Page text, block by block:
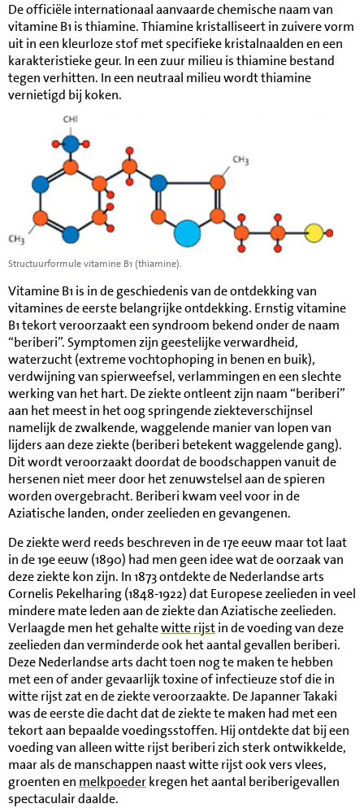
De officiële internationaal aanvaarde chemische naam van
vitamine B1 is thiamine. Thiamine kristalliseert in zuivere vorm
uit in een kleurloze stof met specifieke kristalnaalden en een
karakteristieke geur. In een zuur milieu is thiamine bestand
tegen verhitten. In een neutraal milieu wordt thiamine
vernietigd bij koken.
Structuurformule vitamine B1 (thiamine).
Vitamine B1 is in de geschiedenis van de ontdekking van
vitamines de eerste belangrijke ontdekking. Ernstig vitamine
B1 tekort veroorzaakt een syndroom bekend onder de naam
“beriberi”. Symptomen zijn geestelijke verwardheid,
waterzucht (extreme vochtophoping in benen en buik),
verdwijning van spierweefsel, verlammingen en een slechte
werking van het hart. De ziekte ontleent zijn naam “beriberi”
aan het meest in het oog springende ziekteverschijnsel
namelijk de zwalkende, waggelende manier van lopen van
lijders aan deze ziekte (beriberi betekent waggelende gang).
Dit wordt veroorzaakt doordat de boodschappen vanuit de
hersenen niet meer door het zenuwstelsel aan de spieren
worden overgebracht. Beriberi kwam veel voor in de
Aziatische landen, onder zeelieden en gevangenen.
De ziekte werd reeds beschreven in de 17e eeuw maar tot laat
in de 19e eeuw (1890) had men geen idee wat de oorzaak van
deze ziekte kon zijn. In 1873 ontdekte de Nederlandse arts
Cornelis Pekelharing (1848-1922) dat Europese zeelieden in veel
mindere mate leden aan de ziekte dan Aziatische zeelieden.
Verlaagde men het gehaltewitte rijstin de voeding van deze
zeelieden dan verminderde ook het aantal gevallen beriberi.
Deze Nederlandse arts dacht toen nog te maken te hebben
met een of ander gevaarlijk toxine of infectieuze stof die in
witte rijst zat en de ziekte veroorzaakte. De Japanner Takaki
was de eerste die dacht dat de ziekte te maken had met een
tekort aan bepaalde voedingsstoffen. Hij ontdekte dat bij een
voeding van alleen witte rijst beriberi zich sterk ontwikkelde,
maar als de manschappen naast witte rijst ook vers vlees,
groenten en melkpoederkregen het aantal beriberigevallen
spectaculair daalde.